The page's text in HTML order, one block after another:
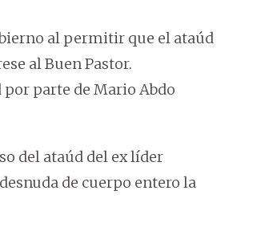
al permitir que el ataúd
al Buen Pastor.
por parte de Mario Abdo
del ataúd del ex líder
de cuerpo entero la